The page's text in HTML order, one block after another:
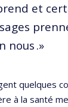
et
nous .»
quelques
à la santé